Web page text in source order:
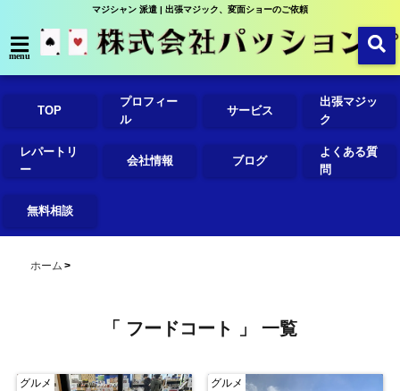
マジシャン 派遣 | 出張マジック、変面ショーのご依頼
menu
TOP
プロフィー
ル
サービス
出張マジッ
ク
レパートリ
ー
会社情報 ブログ
よくある質
問
無料相談
ホーム
「 フードコート 」 一覧
グルメ グルメ